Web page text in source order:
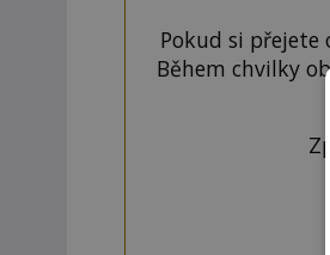
Pokud si
Během chvilky